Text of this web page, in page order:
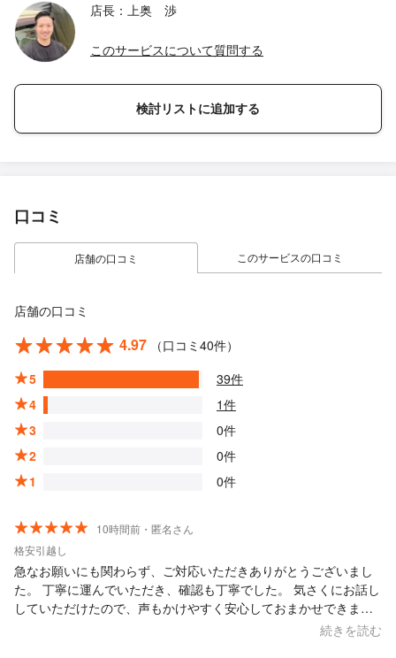
店長：上奥 渉
このサービスについて質問する
検討リストに追加する
口コミ
店舗の口コミ このサービスの口コミ
店舗の口コミ
4.97
（口コミ40件）
5
39件
4
1件
3
0件
2
0件
1
0件
10時間前・匿名さん
格安引越し
急なお願いにも関わらず、ご対応いただきありがとうございまし
た。 丁寧に運んでいただき、確認も丁寧でした。 気さくにお話し
していただけたので、声もかけやすく安心しておまかせできまし
続きを読む